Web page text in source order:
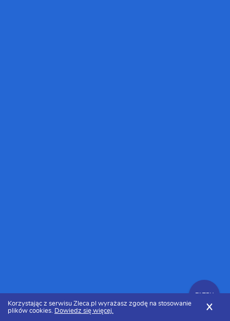
FILTRY
Korzystając z serwisu Zleca.pl wyrażasz zgodę na stosowanie
plików cookies. Dowiedz się więcej. X